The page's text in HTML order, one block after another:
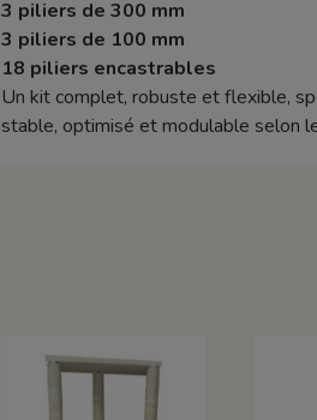
3 piliers de 300 mm
3 piliers de 100 mm
18 piliers encastrables
Un kit complet, robuste et flexible,
stable, optimisé et modulable selon